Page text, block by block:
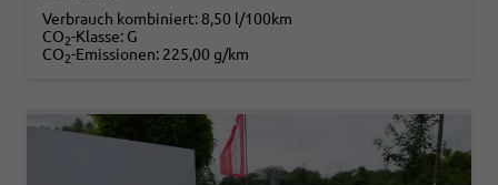
Verbrauch kombiniert: 8,50 l/100km
CO2-Klasse: G
CO2-Emissionen: 225,00 g/km